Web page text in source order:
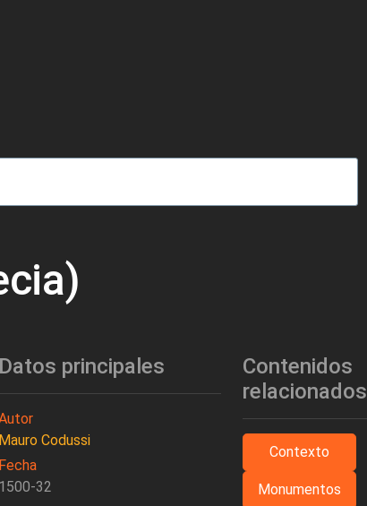
Datos principales
Mauro Codussi
Fecha
1500-32
Contenidos
relacionados
Contexto
Monumentos